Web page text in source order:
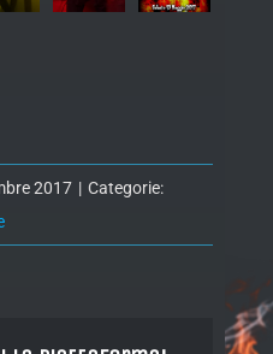
2017 | Categorie: